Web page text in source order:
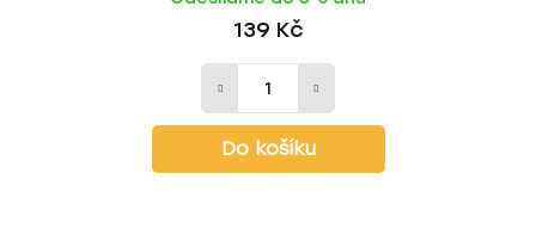
139 Kč
Do košíku